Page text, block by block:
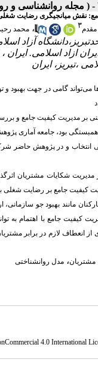
نقش میانجیگری رضایت
۳ ، محمد
گامی در جهت بهبود و
بر مدیریت کیفیت جامع و
بود، جامعه آماری
شکایات مشتریان
کیفیت جامع بر رضایت شغلی
مانند بهبود جو
کیفیت جامع با اهتمام
انعطاف لازم در برابر
مشتریان، مدل روانشناختی
4.0 International